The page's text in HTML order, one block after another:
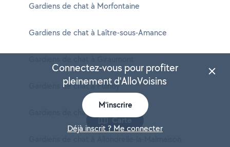
Gardiens de chat à Morfontaine
Gardiens de chat à Laître-sous-Amance
Gardiens de chat à Pulnoy
Gardiens de chat à Gondreville
Carte
Connectez-vous pour profiter
pleinement d'AlloVoisins
M'inscrire
Déjà inscrit ? Me connecter